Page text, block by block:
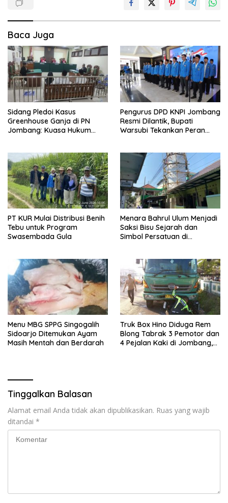
Baca Juga
Sidang Pledoi Kasus
Greenhouse Ganja di PN
Jombang: Kuasa Hukum
Pengurus DPD KNPI Jombang
Resmi Dilantik, Bupati
Warsubi Tekankan Peran
PT KUR Mulai Distribusi Benih
Tebu untuk Program
Swasembada Gula
Menara Bahrul Ulum Menjadi
Saksi Bisu Sejarah dan
Simbol Persatuan di
Menu MBG SPPG Singogalih
Sidoarjo Ditemukan Ayam
Masih Mentah dan Berdarah
Truk Box Hino Diduga Rem
Blong Tabrak 3 Pemotor dan
4 Pejalan Kaki di Jombang,
Tinggalkan Balasan
Alamat email Anda tidak akan dipublikasikan. Ruas yang wajib
ditandai *